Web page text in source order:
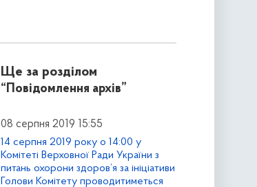
Ще за розділом
“Повідомлення архів”
08 серпня 2019 15:55
14 серпня 2019 року о 14:00 у
Комітеті Верховної Ради України з
питань охорони здоров’я за ініціативи
Голови Комітету проводитиметься